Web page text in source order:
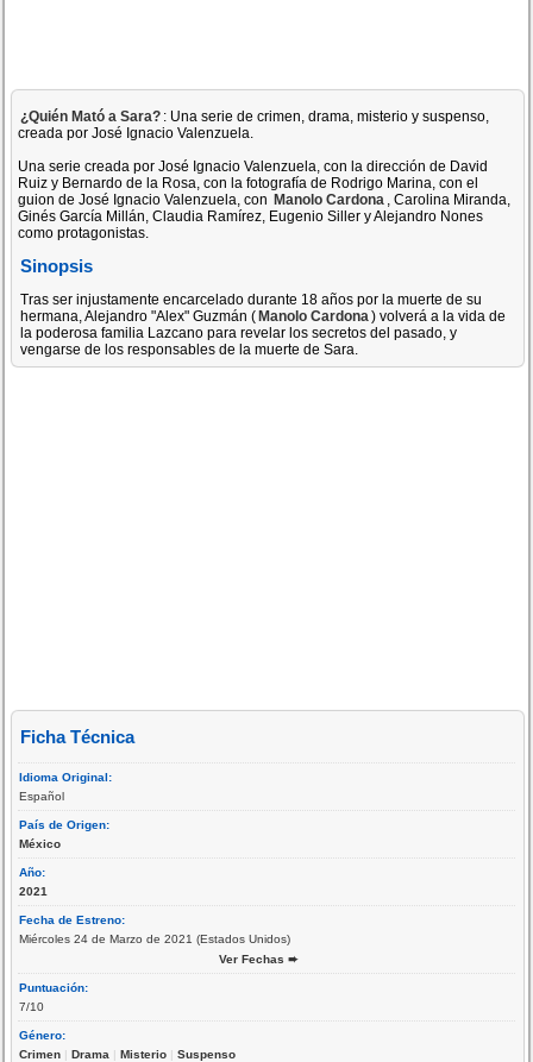
¿Quién Mató a Sara? : Una serie de crimen, drama, misterio y suspenso,
creada por José Ignacio Valenzuela.
Una serie creada por José Ignacio Valenzuela, con la dirección de David
Ruiz y Bernardo de la Rosa, con la fotografía de Rodrigo Marina, con el
guion de José Ignacio Valenzuela, con Manolo Cardona , Carolina Miranda,
Ginés García Millán, Claudia Ramírez, Eugenio Siller y Alejandro Nones
como protagonistas.
Sinopsis
Tras ser injustamente encarcelado durante 18 años por la muerte de su
hermana, Alejandro "Alex" Guzmán (Manolo Cardona) volverá a la vida de
la poderosa familia Lazcano para revelar los secretos del pasado, y
vengarse de los responsables de la muerte de Sara.
Ficha Técnica
Idioma Original:
Español
País de Origen:
México
Año:
2021
Fecha de Estreno:
Miércoles 24 de Marzo de 2021 (Estados Unidos)
Ver Fechas ➨
Puntuación:
7/10
Género:
Crimen |Drama |Misterio |Suspenso